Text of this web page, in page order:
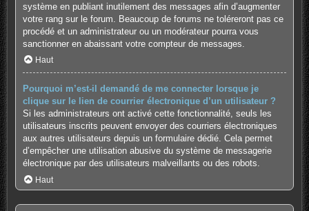
système en publiant inutilement des messages afin d’augmenter
votre rang sur le forum. Beaucoup de forums ne toléreront pas ce
procédé et un administrateur ou un modérateur pourra vous
sanctionner en abaissant votre compteur de messages.
Haut
Pourquoi m’est-il demandé de me connecter lorsque je
clique sur le lien de courrier électronique d’un utilisateur ?
Si les administrateurs ont activé cette fonctionnalité, seuls les
utilisateurs inscrits peuvent envoyer des courriers électroniques
aux autres utilisateurs depuis un formulaire dédié. Cela permet
d’empêcher une utilisation abusive du système de messagerie
électronique par des utilisateurs malveillants ou des robots.
Haut